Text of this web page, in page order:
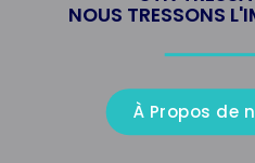
NOUS TRESSONS
À Propos de